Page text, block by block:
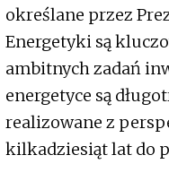
określane przez
Energetyki są
ambitnych zadań
energetyce są
realizowane z
kilkadziesiąt lat do